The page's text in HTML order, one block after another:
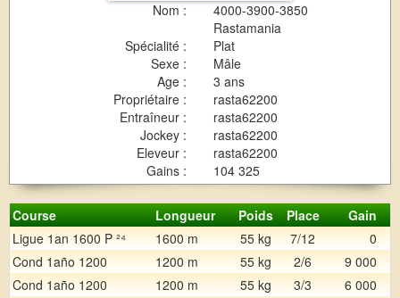
Nom :
4000-3900-3850
Rastamania
Spécialité :
Plat
Sexe :
Mâle
Age :
3 ans
Propriétaire :
rasta62200
Entraîneur :
rasta62200
Jockey :
rasta62200
Eleveur :
rasta62200
Gains :
104 325
Course Longueur Poids Place
Gain
Ligue 1an 1600 P ²⁴
1600 m 55 kg 7/12 0
Cond 1año 1200
1200 m 55 kg 2/6 9 000
Cond 1año 1200
1200 m 55 kg 3/3 6 000